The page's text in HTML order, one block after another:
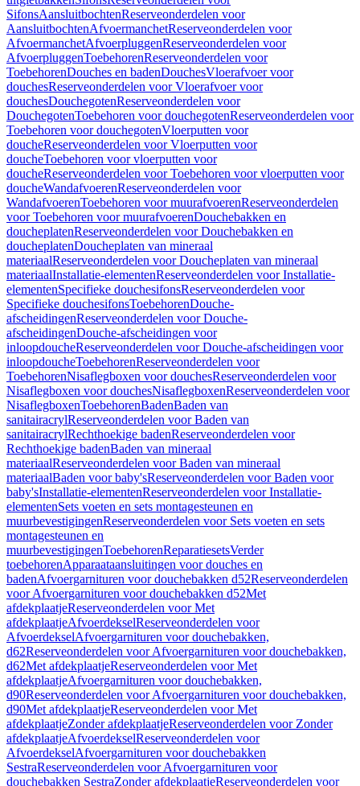
SifonsAansluitbochtenReserveonderdelen voor
AansluitbochtenAfvoermanchetReserveonderdelen voor
AfvoermanchetAfvoerpluggenReserveonderdelen voor
AfvoerpluggenToebehorenReserveonderdelen voor
ToebehorenDouches en badenDouchesVloerafvoer voor
douchesReserveonderdelen voor Vloerafvoer voor
douchesDouchegotenReserveonderdelen voor
DouchegotenToebehoren voor douchegotenReserveonderdelen voor
Toebehoren voor douchegotenVloerputten voor
doucheReserveonderdelen voor Vloerputten voor
doucheToebehoren voor vloerputten voor
doucheReserveonderdelen voor Toebehoren voor vloerputten voor
doucheWandafvoerenReserveonderdelen voor
WandafvoerenToebehoren voor muurafvoerenReserveonderdelen
voor Toebehoren voor muurafvoerenDouchebakken en
doucheplatenReserveonderdelen voor Douchebakken en
doucheplatenDoucheplaten van mineraal
materiaalReserveonderdelen voor Doucheplaten van mineraal
materiaalInstallatie-elementenReserveonderdelen voor Installatie-
elementenSpecifieke douchesifonsReserveonderdelen voor
Specifieke douchesifonsToebehorenDouche-
afscheidingenReserveonderdelen voor Douche-
afscheidingenDouche-afscheidingen voor
inloopdoucheReserveonderdelen voor Douche-afscheidingen voor
inloopdoucheToebehorenReserveonderdelen voor
ToebehorenNisaflegboxen voor douchesReserveonderdelen voor
Nisaflegboxen voor douchesNisaflegboxenReserveonderdelen voor
NisaflegboxenToebehorenBadenBaden van
sanitairacrylReserveonderdelen voor Baden van
sanitairacrylRechthoekige badenReserveonderdelen voor
Rechthoekige badenBaden van mineraal
materiaalReserveonderdelen voor Baden van mineraal
materiaalBaden voor baby'sReserveonderdelen voor Baden voor
baby'sInstallatie-elementenReserveonderdelen voor Installatie-
elementenSets voeten en sets montagesteunen en
muurbevestigingenReserveonderdelen voor Sets voeten en sets
montagesteunen en
muurbevestigingenToebehorenReparatiesetsVerder
toebehorenApparaataansluitingen voor douches en
badenAfvoergarnituren voor douchebakken d52Reserveonderdelen
voor Afvoergarnituren voor douchebakken d52Met
afdekplaatjeReserveonderdelen voor Met
afdekplaatjeAfvoerdekselReserveonderdelen voor
AfvoerdekselAfvoergarnituren voor douchebakken,
d62Reserveonderdelen voor Afvoergarnituren voor douchebakken,
d62Met afdekplaatjeReserveonderdelen voor Met
afdekplaatjeAfvoergarnituren voor douchebakken,
d90Reserveonderdelen voor Afvoergarnituren voor douchebakken,
d90Met afdekplaatjeReserveonderdelen voor Met
afdekplaatjeZonder afdekplaatjeReserveonderdelen voor Zonder
afdekplaatjeAfvoerdekselReserveonderdelen voor
AfvoerdekselAfvoergarnituren voor douchebakken
SestraReserveonderdelen voor Afvoergarnituren voor
douchebakken SestraZonder afdekplaatjeReserveonderdelen voor